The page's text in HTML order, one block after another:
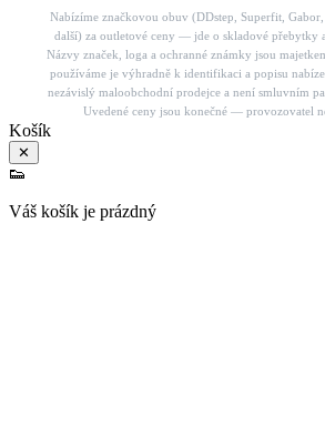
Nabízíme značkovou obuv (DDstep, Superfit,
další) za outletové ceny — jde o skladové přebytky
Názvy značek, loga a ochranné známky jsou
používáme je výhradně k identifikaci a popisu
nezávislý maloobchodní prodejce a není smluvním
Uvedené ceny jsou konečné — provozovatel
Košík
✕
👟
Váš košík je prázdný